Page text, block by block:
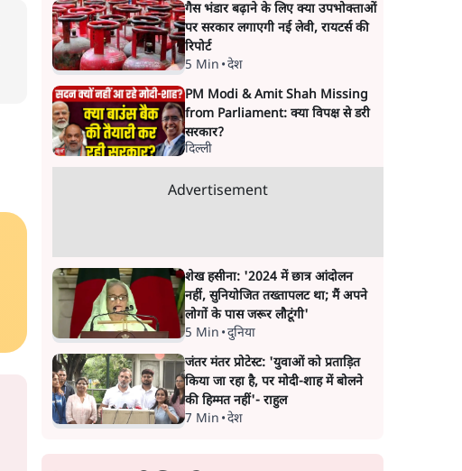
गैस भंडार बढ़ाने के लिए क्या उपभोक्ताओं
पर सरकार लगाएगी नई लेवी, रायटर्स की
रिपोर्ट
5 Min •देश
PM Modi & Amit Shah Missing
from Parliament: क्या विपक्ष से डरी
सरकार?
दिल्ली
Advertisement
शेख हसीना: '2024 में छात्र आंदोलन
नहीं, सुनियोजित तख्तापलट था; मैं अपने
लोगों के पास जरूर लौटूंगी'
5 Min •दुनिया
जंतर मंतर प्रोटेस्ट: 'युवाओं को प्रताड़ित
किया जा रहा है, पर मोदी-शाह में बोलने
की हिम्मत नहीं'- राहुल
7 Min •देश